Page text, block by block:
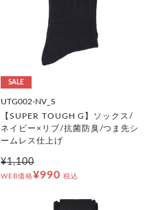
SALE
UTG002-NV_S
【SUPER TOUGH G】ソックス/
ネイビー×リブ/抗菌防臭/つま先シ
ームレス仕上げ
¥1,100
WEB価格¥990 税込